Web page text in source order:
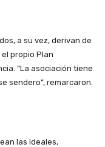
a su vez, derivan de
propio Plan
“La asociación tiene
sendero”, remarcaron.
las ideales,